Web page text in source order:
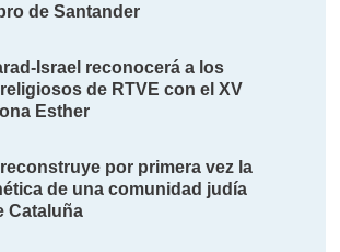
de Santander
Israel reconocerá a los
de RTVE con el XV
Esther
por primera vez la
de una comunidad judía
Cataluña